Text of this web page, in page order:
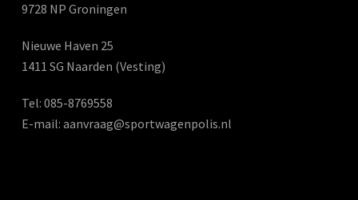
9728 NP Groningen
Nieuwe Haven 25
1411 SG Naarden (Vesting)
Tel: 085-8769558
E-mail: aanvraag@sportwagenpolis.nl